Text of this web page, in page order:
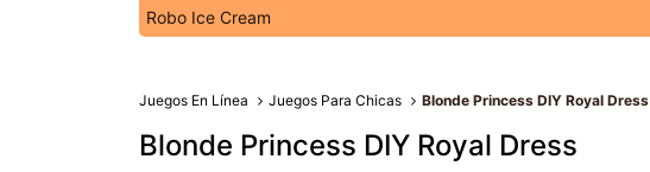
Robo Ice Cream
Juegos En Línea Juegos Para Chicas Blonde Princess DIY Royal Dress
Blonde Princess DIY Royal Dress